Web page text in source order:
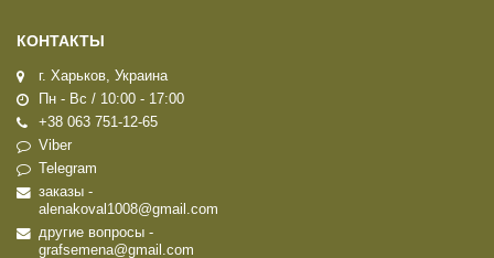
КОНТАКТЫ
г. Харьков, Украина
Пн - Вс / 10:00 - 17:00
+38 063 751-12-65
Viber
Telegram
заказы -
alenakoval1008@gmail.com
другие вопросы -
grafsemena@gmail.com